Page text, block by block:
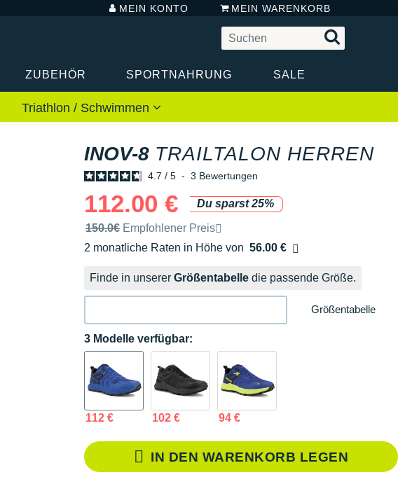
MEIN KONTO MEIN WARENKORB
ZUBEHÖR SPORTNAHRUNG SALE
Triathlon / Schwimmen
INOV-8 TRAILTALON HERREN
4.7 / 5 - 3 Bewertungen
112.00 €
Du sparst 25%
Unverbindliche Preisempfehlung der Marke
150.0€ Empfohlener Preis
2 monatliche Raten in Höhe von 56.00 €
Ohne Zusatzkosten
Finde in unserer Größentabelle die passende Größe.
Größentabelle
3 Modelle verfügbar:
112 € 102 € 94 €
IN DEN WARENKORB LEGEN